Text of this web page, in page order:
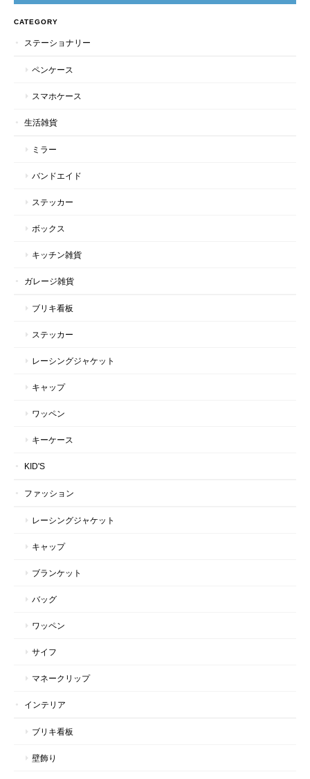
CATEGORY
ステーショナリー
ペンケース
スマホケース
生活雑貨
ミラー
バンドエイド
ステッカー
ボックス
キッチン雑貨
ガレージ雑貨
ブリキ看板
ステッカー
レーシングジャケット
キャップ
ワッペン
キーケース
KID'S
ファッション
レーシングジャケット
キャップ
ブランケット
バッグ
ワッペン
サイフ
マネークリップ
インテリア
ブリキ看板
壁飾り